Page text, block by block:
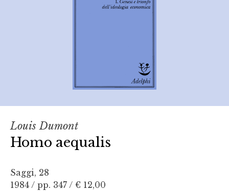
Louis Dumont
Homo aequalis
Saggi, 28
1984 / pp. 347 / € 12,00